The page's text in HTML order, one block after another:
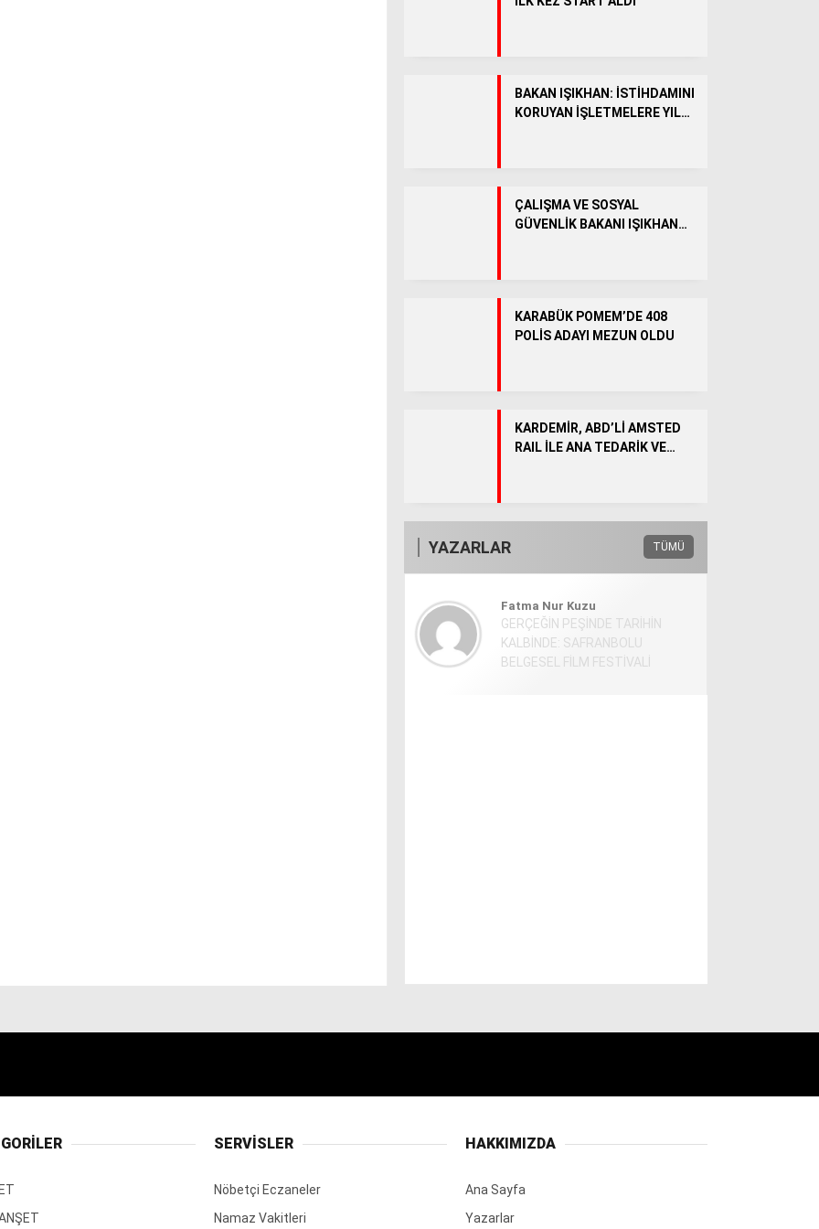
BAKAN IŞIKHAN: İSTİHDAMINI
KORUYAN İŞLETMELERE YIL
ÇALIŞMA VE SOSYAL
GÜVENLİK BAKANI IŞIKHAN
KARABÜK POMEM’DE 408
POLİS ADAYI MEZUN OLDU
KARDEMİR, ABD’Lİ AMSTED
RAIL İLE ANA TEDARİK VE
YAZARLAR TÜMÜ
Fatma Nur Kuzu
GERÇEĞİN PEŞİNDE TARİHİN
KALBİNDE: SAFRANBOLU
BELGESEL FİLM FESTİVALİ
SERVİSLER
Nöbetçi Eczaneler
Namaz Vakitleri
HAKKIMIZDA
Ana Sayfa
Yazarlar